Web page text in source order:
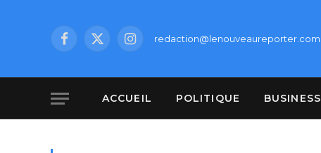
Facebook
X
Instagramredaction@lenouveaureporter.com
ACCUEIL POLITIQUE BUSINESS